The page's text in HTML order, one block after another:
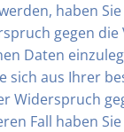
haben
gegen
Daten
sich aus Ihrer
Widerspruch
Fall haben